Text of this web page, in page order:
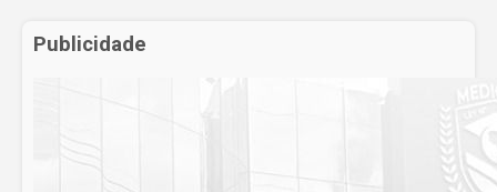
Publicidade